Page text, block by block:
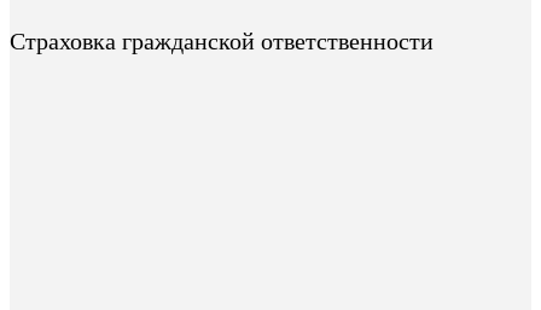
Страховка гражданской ответственности